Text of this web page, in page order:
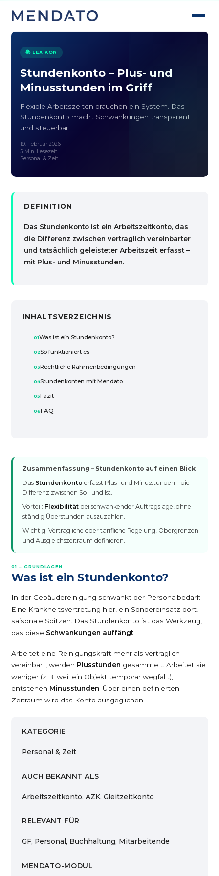
📚 LEXIKON
Stundenkonto – Plus- und
Minusstunden im Griff
Flexible Arbeitszeiten brauchen ein System. Das
Stundenkonto macht Schwankungen transparent
und steuerbar.
19. Februar 2026
5 Min. Lesezeit
Personal & Zeit
DEFINITION
Das Stundenkonto ist ein Arbeitszeitkonto, das
die Differenz zwischen vertraglich vereinbarter
und tatsächlich geleisteter Arbeitszeit erfasst –
mit Plus- und Minusstunden.
INHALTSVERZEICHNIS
Was ist ein Stundenkonto?
So funktioniert es
Rechtliche Rahmenbedingungen
Stundenkonten mit Mendato
Fazit
FAQ
Zusammenfassung – Stundenkonto auf einen Blick
Das Stundenkonto erfasst Plus- und Minusstunden – die
Differenz zwischen Soll und Ist.
Vorteil: Flexibilität bei schwankender Auftragslage, ohne
ständig Überstunden auszuzahlen.
Wichtig: Vertragliche oder tarifliche Regelung, Obergrenzen
und Ausgleichszeitraum definieren.
01 – GRUNDLAGEN
Was ist ein Stundenkonto?
In der Gebäudereinigung schwankt der Personalbedarf:
Eine Krankheitsvertretung hier, ein Sondereinsatz dort,
saisonale Spitzen. Das Stundenkonto ist das Werkzeug,
das diese Schwankungen auffängt.
Arbeitet eine Reinigungskraft mehr als vertraglich
vereinbart, werden Plusstunden gesammelt. Arbeitet sie
weniger (z.B. weil ein Objekt temporär wegfällt),
entstehen Minusstunden . Über einen definierten
Zeitraum wird das Konto ausgeglichen.
KATEGORIE
Personal & Zeit
AUCH BEKANNT ALS
Arbeitszeitkonto, AZK, Gleitzeitkonto
RELEVANT FÜR
GF, Personal, Buchhaltung, Mitarbeitende
MENDATO-MODUL